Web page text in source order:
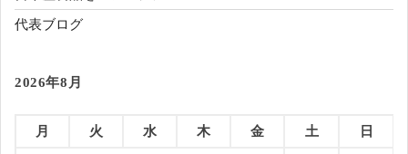
代表ブログ
2026年8月
月 火 水 木 金 土 日